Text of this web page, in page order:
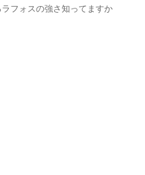
フォスの強さ知ってますか